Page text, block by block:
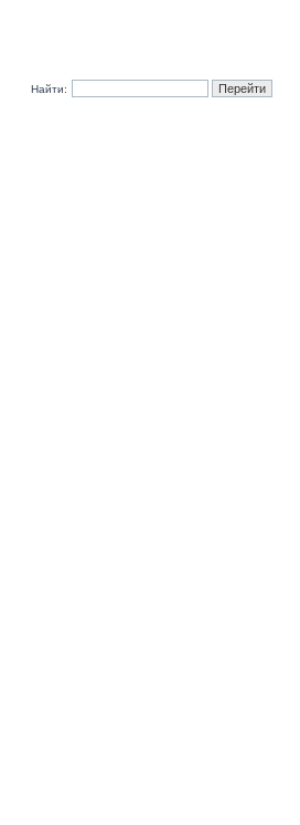
Найти: